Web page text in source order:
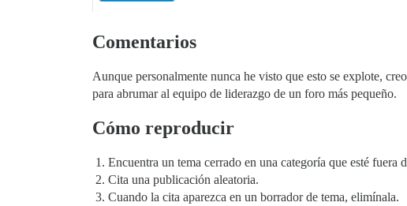
Comentarios
Aunque personalmente nunca he visto que esto se explote,
para abrumar al equipo de liderazgo de un foro más pequeño.
Cómo reproducir
Encuentra un tema cerrado en una categoría que esté fuera
Cita una publicación aleatoria.
Cuando la cita aparezca en un borrador de tema, elimínala.